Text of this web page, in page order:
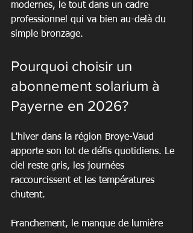
modernes, le tout dans un cadre
professionnel qui va bien au-delà du
simple bronzage.
Pourquoi choisir un
abonnement solarium à
Payerne en 2026?
L'hiver dans la région Broye-Vaud
apporte son lot de défis quotidiens. Le
ciel reste gris, les journées
raccourcissent et les températures
chutent.
Franchement, le manque de lumière